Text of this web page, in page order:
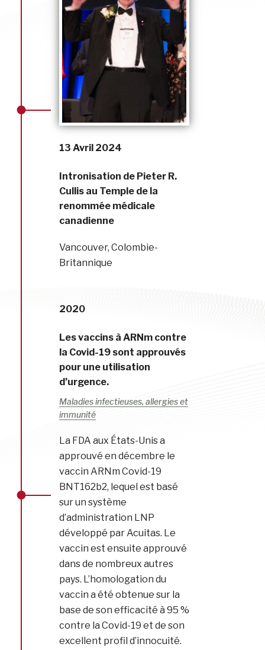
13 Avril 2024
Intronisation de Pieter R.
Cullis au Temple de la
renommée médicale
canadienne
Vancouver, Colombie-
Britannique
2020
Les vaccins à ARNm contre
la Covid-19 sont approuvés
pour une utilisation
d’urgence.
Maladies infectieuses, allergies et
immunité
La FDA aux États-Unis a
approuvé en décembre le
vaccin ARNm Covid-19
BNT162b2, lequel est basé
sur un système
d’administration LNP
développé par Acuitas. Le
vaccin est ensuite approuvé
dans de nombreux autres
pays. L’homologation du
vaccin a été obtenue sur la
base de son efficacité à 95 %
contre la Covid-19 et de son
excellent profil d’innocuité.